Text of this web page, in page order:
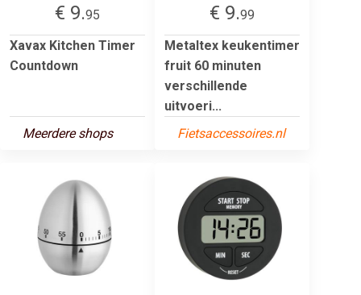
€ 9.95
Xavax Kitchen Timer
Countdown
Meerdere shops
€ 9.99
Metaltex keukentimer
fruit 60 minuten
verschillende
uitvoeri...
Fietsaccessoires.nl